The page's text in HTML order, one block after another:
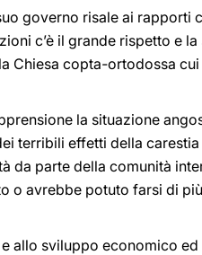
governo risale ai rapporti
c’è il grande rispetto e la
Chiesa copta-ortodossa cui
la situazione
terribili effetti della carestia
da parte della comunità
o avrebbe potuto farsi di
allo sviluppo economico